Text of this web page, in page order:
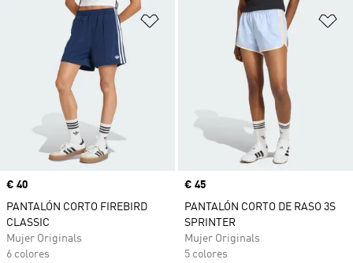
Añadir a la lista de deseos
Precio
€ 40
PANTALÓN CORTO FIREBIRD
CLASSIC
Mujer Originals
6 colores
Precio
€ 45
PANTALÓN CORTO DE RASO 3S
SPRINTER
Mujer Originals
5 colores